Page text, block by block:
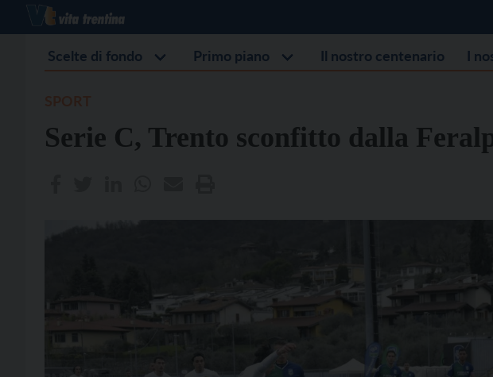
Scelte di fondo Primo piano Il nostro centenario I
Serie C, Trento sconfitto dalla